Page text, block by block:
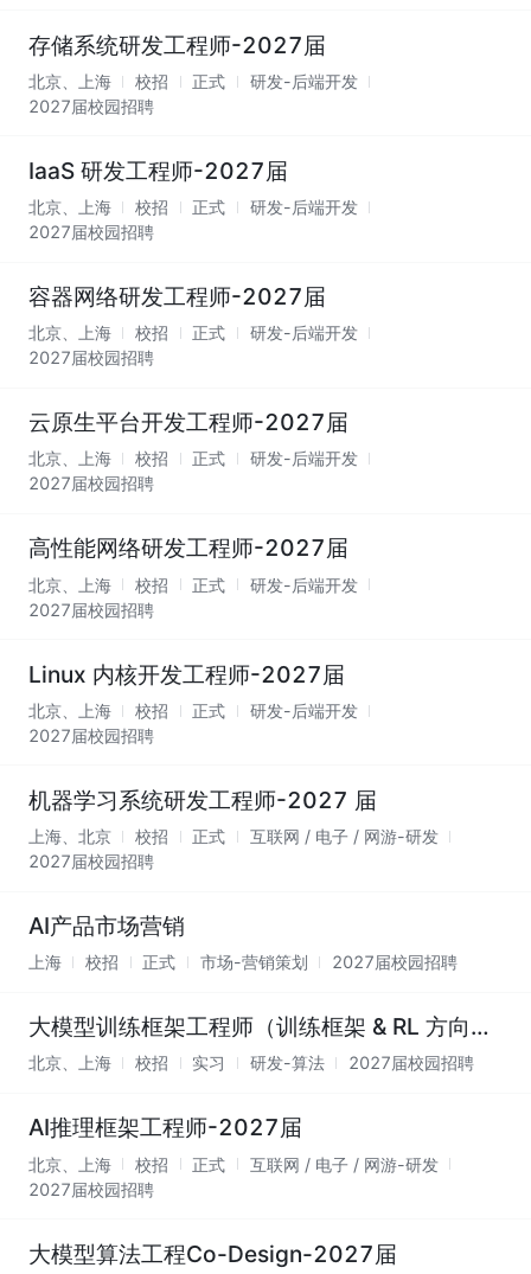
存储系统研发工程师-2027届
北京、上海 校招 正式
研发-后端开发
2027届校园招聘
IaaS 研发工程师-2027届
北京、上海 校招 正式
研发-后端开发
2027届校园招聘
容器网络研发工程师-2027届
北京、上海 校招 正式
研发-后端开发
2027届校园招聘
云原生平台开发工程师-2027届
北京、上海 校招 正式
研发-后端开发
2027届校园招聘
高性能网络研发工程师-2027届
北京、上海 校招 正式
研发-后端开发
2027届校园招聘
Linux 内核开发工程师-2027届
北京、上海 校招 正式
研发-后端开发
2027届校园招聘
机器学习系统研发工程师-2027 届
上海、北京 校招 正式
互联网 / 电子 / 网游-研发
2027届校园招聘
AI产品市场营销
上海 校招 正式 市场-营销策划 2027届校园招聘
大模型训练框架工程师（训练框架 & RL 方向）-
北京、上海 校招 实习 研发-算法 2027届校园招聘
AI推理框架工程师-2027届
北京、上海 校招 正式
互联网 / 电子 / 网游-研发
2027届校园招聘
大模型算法工程Co-Design-2027届